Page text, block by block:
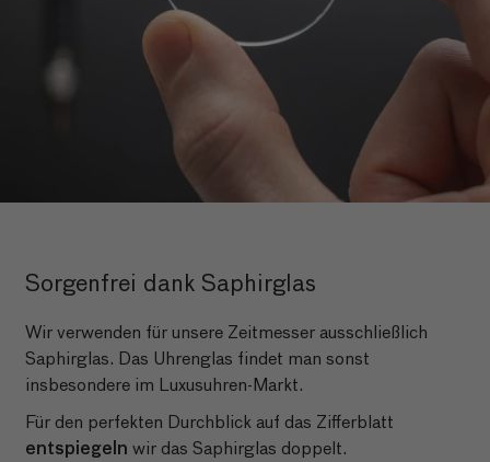
Sorgenfrei dank Saphirglas
Wir verwenden für unsere Zeitmesser ausschließlich
Saphirglas. Das Uhrenglas findet man sonst
insbesondere im Luxusuhren-Markt.
Für den perfekten Durchblick auf das Zifferblatt
entspiegeln wir das Saphirglas doppelt.